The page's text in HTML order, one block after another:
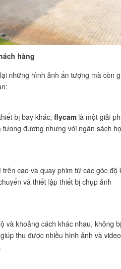
hàng
những hình ảnh ấn tượng mà còn
bị bay khác, flycamlà một giải
đương nhưng với ngân sách
cao và quay phim từ các góc độ
và thiết lập thiết bị chụp ảnh
và khoảng cách khác nhau, không bị
thu được nhiều hình ảnh và